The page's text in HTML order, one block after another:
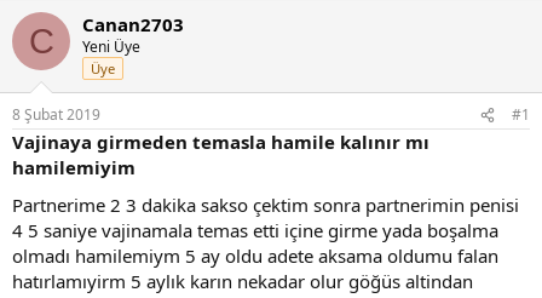
n
b
y
u
b
a
ş
a
t
a
n
ş
ı
ç
r
i
h
C Canan2703
Yeni Üye
Üye
8 Şubat 2019 #1
Vajinaya girmeden temasla hamile kalınır mı
hamilemiyim
Partnerime 2 3 dakika sakso çektim sonra partnerimin penisi
4 5 saniye vajinamala temas etti içine girme yada boşalma
olmadı hamilemiym 5 ay oldu adete aksama oldumu falan
hatırlamıyirm 5 aylık karın nekadar olur göğüs altindan